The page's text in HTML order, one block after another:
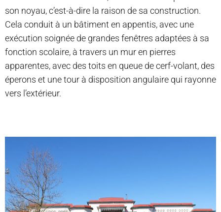
son noyau, c’est-à-dire la raison de sa construction.
Cela conduit à un bâtiment en appentis, avec une
exécution soignée de grandes fenêtres adaptées à sa
fonction scolaire, à travers un mur en pierres
apparentes, avec des toits en queue de cerf-volant, des
éperons et une tour à disposition angulaire qui rayonne
vers l’extérieur.